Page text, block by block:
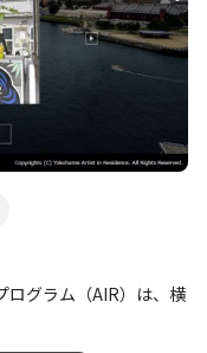
ログラム（AIR）は、横